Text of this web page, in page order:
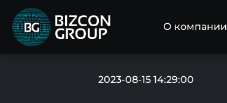
О компании
2023-08-15 14:29:00